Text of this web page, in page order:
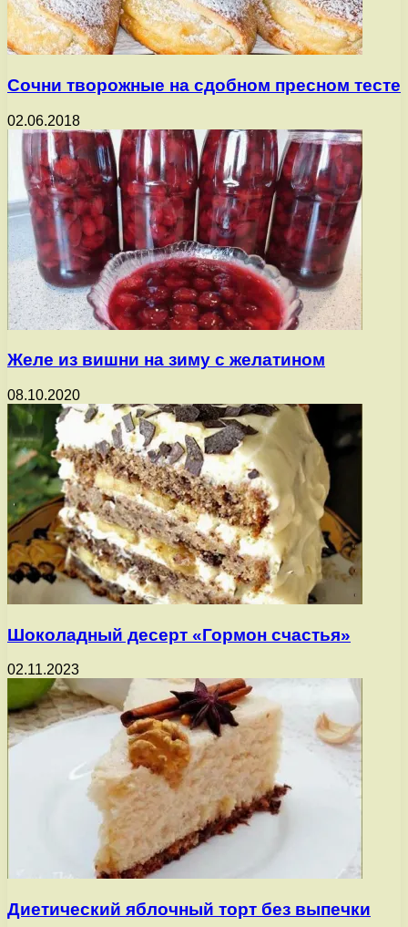
Сочни творожные на сдобном пресном тесте
02.06.2018
Желе из вишни на зиму с желатином
08.10.2020
Шоколадный десерт «Гормон счастья»
02.11.2023
Диетический яблочный торт без выпечки